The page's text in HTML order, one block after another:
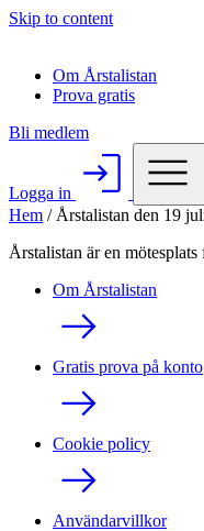
Skip to content
Om Årstalistan
Prova gratis
Bli medlem
Logga in
Hem / Årstalistan den 19
Årstalistan är en
Om Årstalistan
Gratis prova på konto
Cookie policy
Användarvillkor